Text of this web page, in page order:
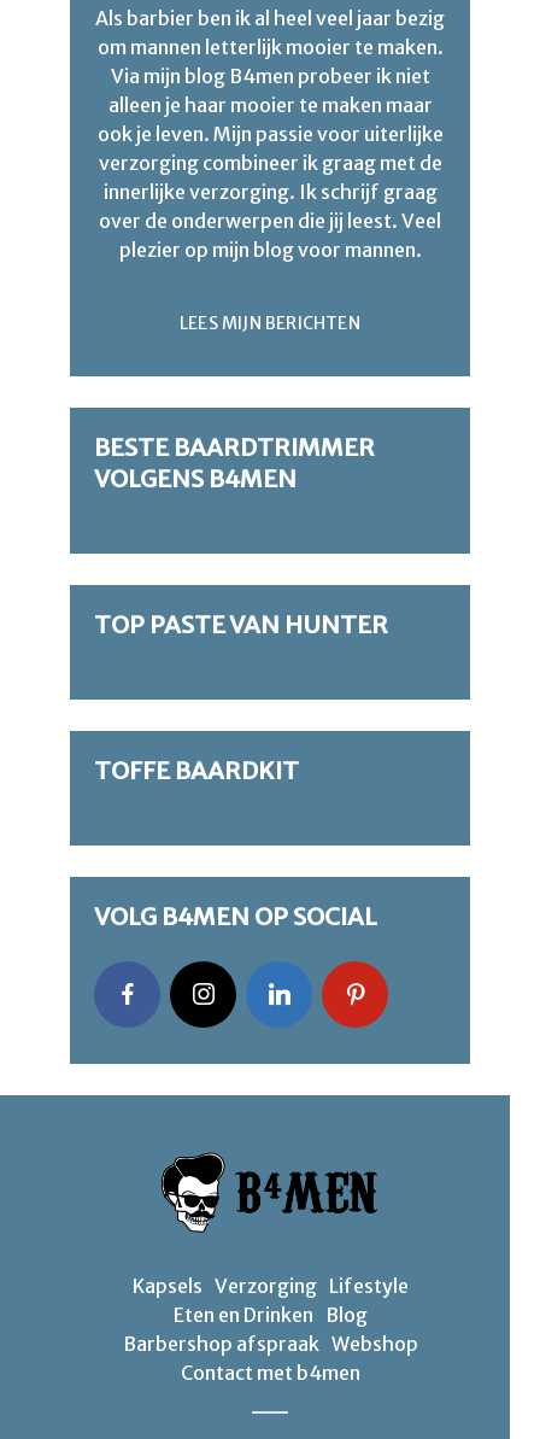
Als barbier ben ik al heel veel jaar bezig
om mannen letterlijk mooier te maken.
Via mijn blog B4men probeer ik niet
alleen je haar mooier te maken maar
ook je leven. Mijn passie voor uiterlijke
verzorging combineer ik graag met de
innerlijke verzorging. Ik schrijf graag
over de onderwerpen die jij leest. Veel
plezier op mijn blog voor mannen.
LEES MIJN BERICHTEN
BESTE BAARDTRIMMER
VOLGENS B4MEN
TOP PASTE VAN HUNTER
TOFFE BAARDKIT
VOLG B4MEN OP SOCIAL
Kapsels Verzorging Lifestyle
Eten en Drinken
Blog
Barbershop afspraak Webshop
Contact met b4men